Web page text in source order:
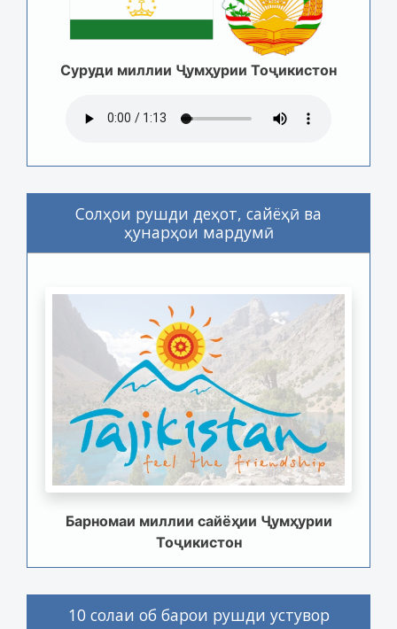
Суруди миллии Ҷумҳурии Тоҷикистон
Солҳои рушди деҳот, сайёҳӣ ва
ҳунарҳои мардумӣ
Барномаи миллии сайёҳии Ҷумҳурии
Тоҷикистон
10 солаи об барои рушди устувор